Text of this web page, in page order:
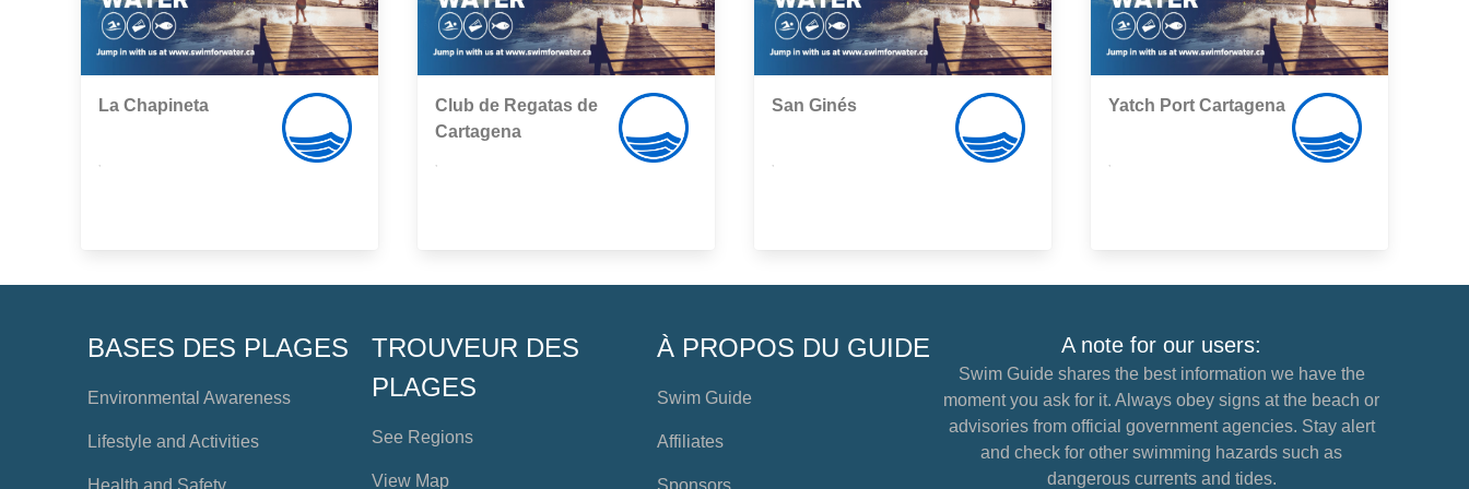
La Chapineta
Club de Regatas de
Cartagena
San Ginés Yatch Port Cartagena
BASES DES PLAGES
Environmental Awareness
Lifestyle and Activities
Health and Safety
TROUVEUR DES
PLAGES
See Regions
View Map
À PROPOS DU GUIDE
Swim Guide
Affiliates
Sponsors
A note for our users:
Swim Guide shares the best information we have the
moment you ask for it. Always obey signs at the beach or
advisories from official government agencies. Stay alert
and check for other swimming hazards such as
dangerous currents and tides.